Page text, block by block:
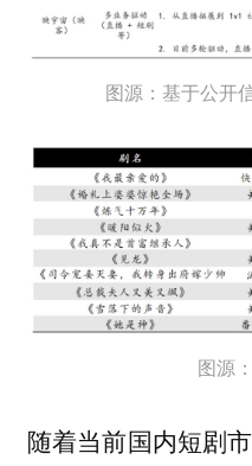
图源：基于公开
图源
随着当前国内短剧